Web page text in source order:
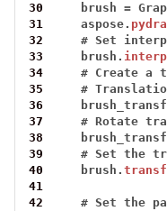
30
brush =
31
aspose.
32
# Set
33
brush.
34
# Create a
35
#
36
37
# Rotate
38
39
# Set the
40
brush.
41
42
# Set the